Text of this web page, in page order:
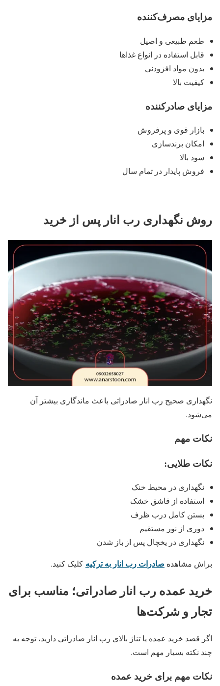
مزایای مصرف‌کننده
طعم طبیعی و اصیل
قابل استفاده در انواع غذاها
بدون مواد افزودنی
کیفیت بالا
مزایای صادرکننده
بازار قوی و پرفروش
امکان برند‌سازی
سود بالا
فروش پایدار در تمام سال
روش نگهداری رب انار پس از خرید
نگهداری صحیح رب انار صادراتی باعث ماندگاری بیشتر آن
می‌شود.
نکات مهم
نکات طلایی:
نگهداری در محیط خنک
استفاده از قاشق خشک
بستن کامل درب ظرف
دوری از نور مستقیم
نگهداری در یخچال پس از باز شدن
براش مشاهده صادرات رب انار به ترکیه کلیک کنید.
خرید عمده رب انار صادراتی؛ مناسب برای
تجار و شرکت‌ها
اگر قصد خرید عمده یا تناژ بالای رب انار صادراتی دارید، توجه به
چند نکته بسیار مهم است.
نکات مهم برای خرید عمده